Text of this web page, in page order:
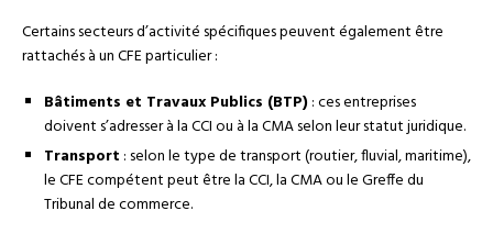
Certains secteurs d’activité spécifiques peuvent également être
rattachés à un CFE particulier :
Bâtiments et Travaux Publics (BTP): ces entreprises
doivent s’adresser à la CCI ou à la CMA selon leur statut juridique.
Transport : selon le type de transport (routier, fluvial, maritime),
le CFE compétent peut être la CCI, la CMA ou le Greffe du
Tribunal de commerce.